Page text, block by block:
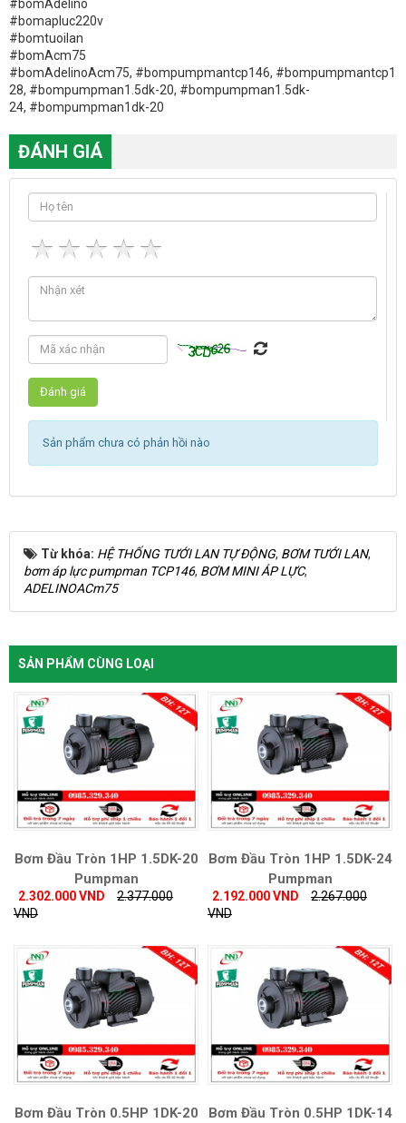
#bomAdelino
#bomapluc220v
#bomtuoilan
#bomAcm75
#bomAdelinoAcm75, #bompumpmantcp146,
28, #bompumpman1.5dk-20, #bompumpman1.5dk-
24, #bompumpman1dk-20
ĐÁNH GIÁ
Sản phẩm chưa có phản hồi nào
Từ khóa: HỆ THỐNG TƯỚI LAN TỰ ĐỘNG, BƠM TƯỚI LAN,
bơm áp lực pumpman TCP146, BƠM MINI ÁP LỰC,
ADELINOACm75
SẢN PHẨM CÙNG LOẠI
Bơm Đầu Tròn 1HP 1.5DK-20
Pumpman
2.302.000 VND
2.377.000
VND
Bơm Đầu Tròn 1HP 1.5DK-24
Pumpman
2.192.000 VND
2.267.000
VND
Bơm Đầu Tròn 0.5HP 1DK-20
Bơm Đầu Tròn 0.5HP 1DK-14